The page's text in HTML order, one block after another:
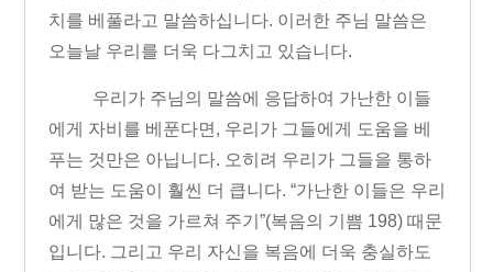
치를 베풀라고 말씀하십니다. 이러한 주님 말씀은
오늘날 우리를 더욱 다그치고 있습니다.
우리가 주님의 말씀에 응답하여 가난한 이들
에게 자비를 베푼다면 , 우리가 그들에게 도움을 베
푸는 것만은 아닙니다. 오히려 우리가 그들을 통하
여 받는 도움이 훨씬 더 큽니다. “가난한 이들은 우리
에게 많은 것을 가르쳐 주기 ”(복음의 기쁨 198) 때문
입니다. 그리고 우리 자신을 복음에 더욱 충실하도